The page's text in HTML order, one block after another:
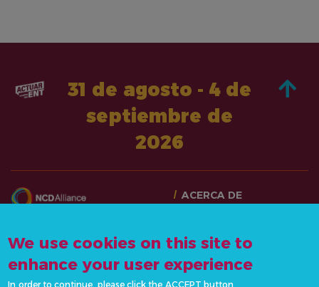
31 de agosto - 4 de
septiembre de
2026
info@actonncds.org
www.ncdalliance.org
ACERCA DE
NOTICIAS Y RECURSOS
RECURSOS
EVENTOS
We use cookies on this site to
enhance your user experience
In order to continue, please click the ACCEPT button.